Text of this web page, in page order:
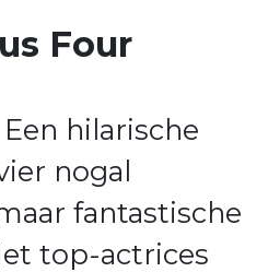
Four
hilarische
nogal
fantastische
top-actrices